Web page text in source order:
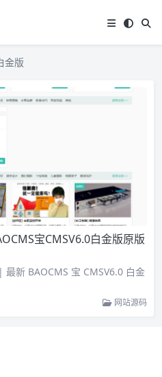
金版
宝CMSV6.0白金版原版
新 BAOCMS 宝 CMSV6.0 白金
网站源码